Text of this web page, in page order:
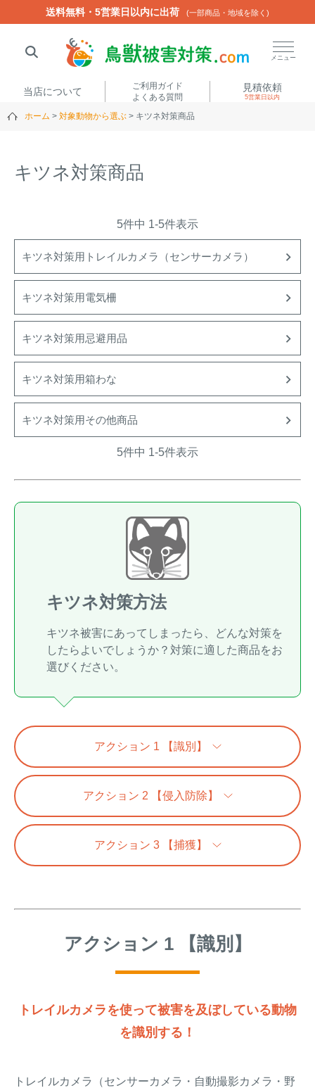
送料無料・5営業日以内に出荷 (一部商品・地域を除く)
メニュー
当店について
ご利用ガイド
よくある質問
見積依頼
5営業日以内
ホーム 対象動物から選ぶ キツネ対策商品
キツネ対策商品
5件中 1-5件表示
キツネ対策用トレイルカメラ（センサーカメラ）
キツネ対策用電気柵
キツネ対策用忌避用品
キツネ対策用箱わな
キツネ対策用その他商品
5件中 1-5件表示
キツネ対策方法
キツネ被害にあってしまったら、どんな対策を
したらよいでしょうか？対策に適した商品をお
選びください。
アクション 1 【識別】
アクション 2 【侵入防除】
アクション 3 【捕獲】
アクション 1 【識別】
トレイルカメラを使って被害を及ぼしている動物
を識別する！
トレイルカメラ（センサーカメラ・自動撮影カメラ・野
送料無料・5営業日以内に出荷 (一部商品・地域を除く)
閉じる
いのししくんTREL4G-Rアニマルネット2300
商品カテゴリから選ぶ
電気柵
トレイルカメラ（セン
屋外防犯・監視カメ
ICT・IoT機器（捕獲通
箱わな（イノシシ・シ
対象動物から選ぶ
イノシシ対策
シカ対策
クマ対策
ハクビシン対策
タヌキ対策
アナグマ対策
キツネ対策
タイワンリス対策
マングース対策
ネズミ・モグラ対策
鳥・カラス対策
閉じる